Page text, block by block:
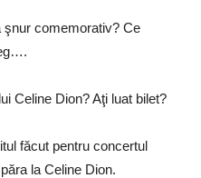
şnur comemorativ? Ce
Celine Dion? Aţi luat bilet?
făcut pentru concertul
la Celine Dion.